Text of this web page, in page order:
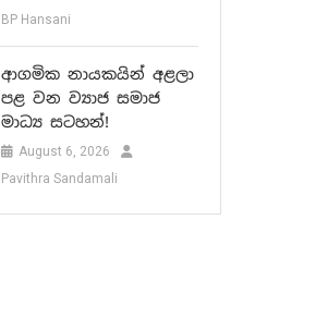
BP Hansani
ආගමික නායකයින් අළලා
පළ වන ව්‍යාජ සමාජ
මාධ්‍ය සටහන්!
August 6, 2026
Pavithra Sandamali